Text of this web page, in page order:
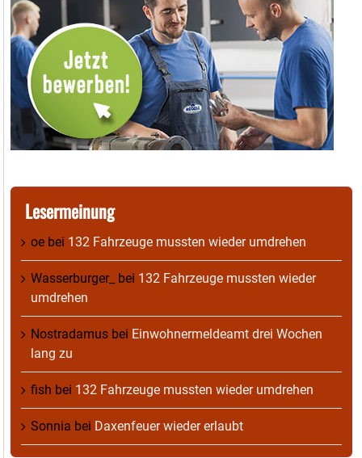
Lesermeinung
oe bei 132 Fahrzeuge mussten wieder umdrehen
Wasserburger_ bei 132 Fahrzeuge mussten wieder
umdrehen
Nostradamus bei Einwohnermeldeamt drei Wochen
lang zu
fish bei 132 Fahrzeuge mussten wieder umdrehen
Sonnia bei Daxenfeuer wieder erlaubt